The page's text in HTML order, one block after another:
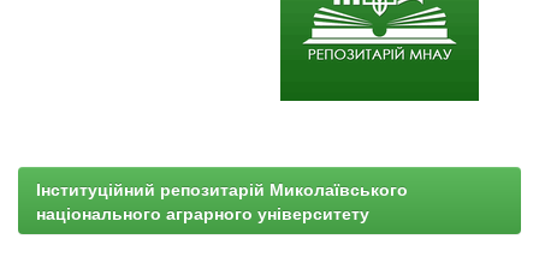
Інституційний репозитарій Миколаївського
національного аграрного університету